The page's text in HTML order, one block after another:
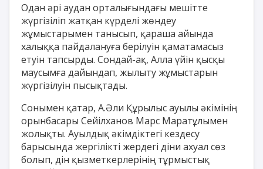
Одан әрі аудан орталығындағы мешітте
жүргізіліп жатқан күрделі жөндеу
жұмыстарымен танысып, қараша айында
халыққа пайдалануға берілуін қаматамасыз
етуін тапсырды. Сондай-ақ, Алла үйін қысқы
маусымға дайындап, жылыту жұмыстарын
жүргізілуін пысықтады.
Сонымен қатар, А.Әли Құрылыс ауылы әкімінің
орынбасары Сейілханов Марс Маратұлымен
жолықты. Ауылдық әкімдіктегі кездесу
барысында жергілікті жердегі діни ахуал сөз
болып, дін қызметкерлерінің тұрмыстық